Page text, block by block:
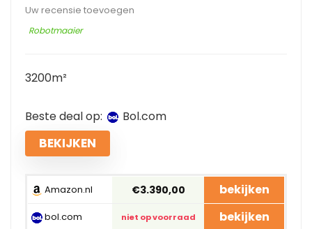
Uw recensie toevoegen
Robotmaaier
3200m²
Beste deal op: bol.com
BEKIJKEN
Amazon.nl €3.390,00 bekijken
bol.com niet op voorraad bekijken